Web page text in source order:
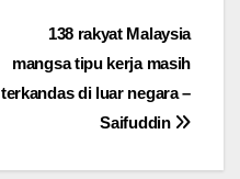
138 rakyat Malaysia
mangsa tipu kerja masih
terkandas di luar negara –
Saifuddin